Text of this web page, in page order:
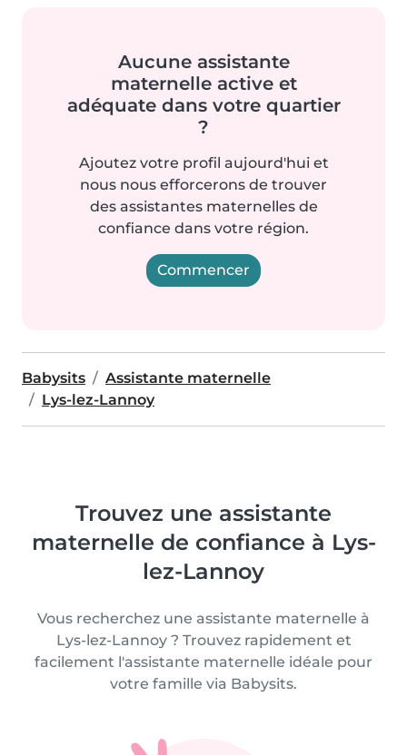
Aucune assistante
maternelle active et
adéquate dans votre quartier
?
Ajoutez votre profil aujourd'hui et
nous nous efforcerons de trouver
des assistantes maternelles de
confiance dans votre région.
Commencer
Babysits
Assistante maternelle
Lys-lez-Lannoy
Trouvez une assistante
maternelle de confiance à Lys-
lez-Lannoy
Vous recherchez une assistante maternelle à
Lys-lez-Lannoy ? Trouvez rapidement et
facilement l'assistante maternelle idéale pour
votre famille via Babysits.